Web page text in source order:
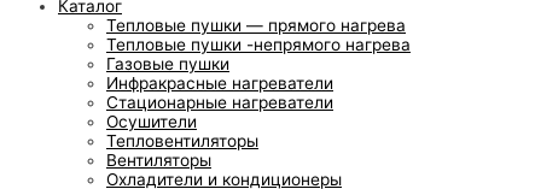
Каталог
Тепловые пушки — прямого нагрева
Тепловые пушки -непрямого нагрева
Газовые пушки
Инфракрасные нагреватели
Стационарные нагреватели
Осушители
Тепловентиляторы
Вентиляторы
Охладители и кондиционеры